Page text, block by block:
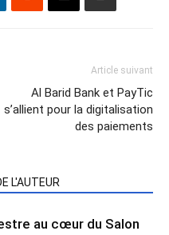
Article suivant
Al Barid Bank et PayTic
s’allient pour la digitalisation
des paiements
L'AUTEUR
au cœur du Salon